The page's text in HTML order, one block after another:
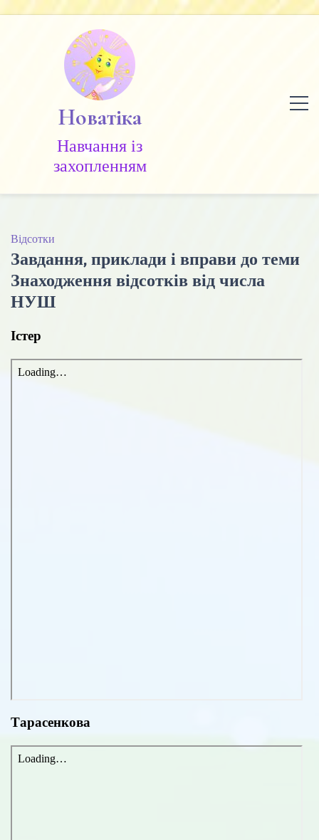
Новатіка
Навчання із
захопленням
Відсотки
Завдання, приклади і вправи до теми
Знаходження відсотків від числа
НУШ
Істер
Тарасенкова